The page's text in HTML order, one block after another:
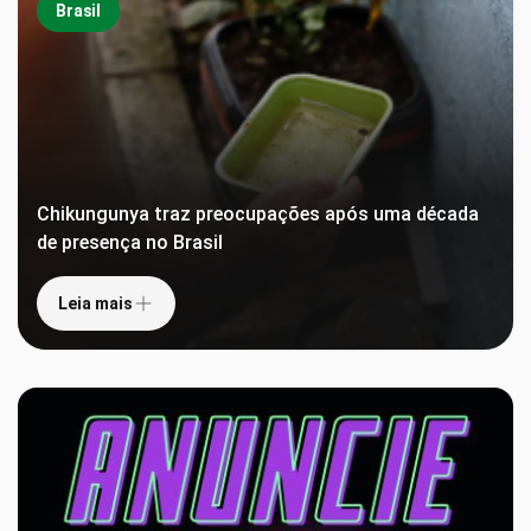
Brasil
Chikungunya traz preocupações após uma década
de presença no Brasil
Leia mais